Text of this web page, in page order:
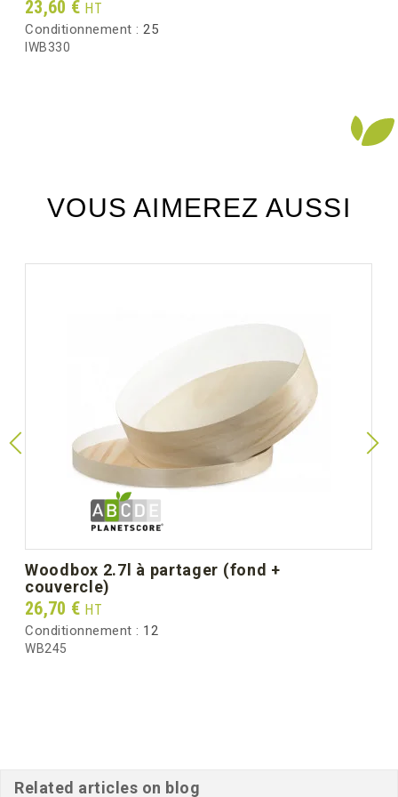
Prix
23,60 € HT
Conditionnement : 25
IWB330
VOUS AIMEREZ AUSSI
woodbox 2.7l à partager (fond +
couvercle)
Prix
26,70 € HT
Conditionnement : 12
WB245
Related articles on blog